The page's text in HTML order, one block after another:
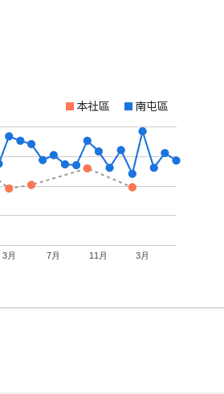
本社區 南屯區
3月 7月 11月 3月